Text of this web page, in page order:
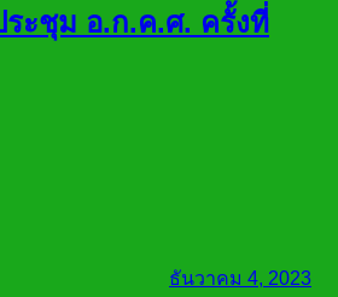
ะชุม อ.ก.ค.ศ. ครั้งที่
ธันวาคม 4, 2023